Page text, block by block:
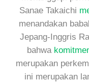
Sanae Takaichi
menandakan
Jepang-Inggris
bahwa
merupakan
ini merupakan